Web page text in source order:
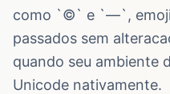
como `©` e `—`,
passados sem
quando seu ambiente
Unicode nativamente.